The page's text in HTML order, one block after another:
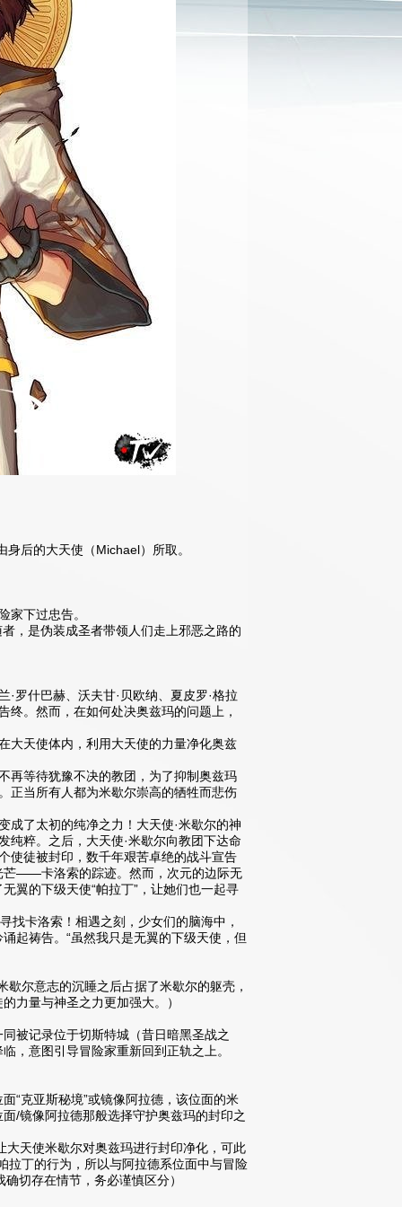
后的大天使（Michael）所取。
家下过忠告。
，是伪装成圣者带领人们走上邪恶之路的
罗什巴赫、沃夫甘·贝欧纳、夏皮罗·格拉
。然而，在如何处决奥兹玛的问题上，
大天使体内，利用大天使的力量净化奥兹
再等待犹豫不决的教团，为了抑制奥兹玛
正当所有人都为米歇尔崇高的牺牲而悲伤
成了太初的纯净之力！大天使·米歇尔的神
纯粹。之后，大天使·米歇尔向教团下达命
使徒被封印，数千年艰苦卓绝的战斗宣告
芒——卡洛索的踪迹。然而，次元的边际无
翼的下级天使“帕拉丁”，让她们也一起寻
找卡洛索！相遇之刻，少女们的脑海中，
起祷告。“虽然我只是无翼的下级天使，但
尔意志的沉睡之后占据了米歇尔的躯壳，
力量与神圣之力更加强大。）
被记录位于切斯特城（昔日暗黑圣战之
，意图引导冒险家重新回到正轨之上。
“克亚斯秘境”或镜像阿拉德，该位面的米
/镜像阿拉德那般选择守护奥兹玛的封印之
天使米歇尔对奥兹玛进行封印净化，可此
拉丁的行为，所以与阿拉德系位面中与冒险
切存在情节，务必谨慎区分）